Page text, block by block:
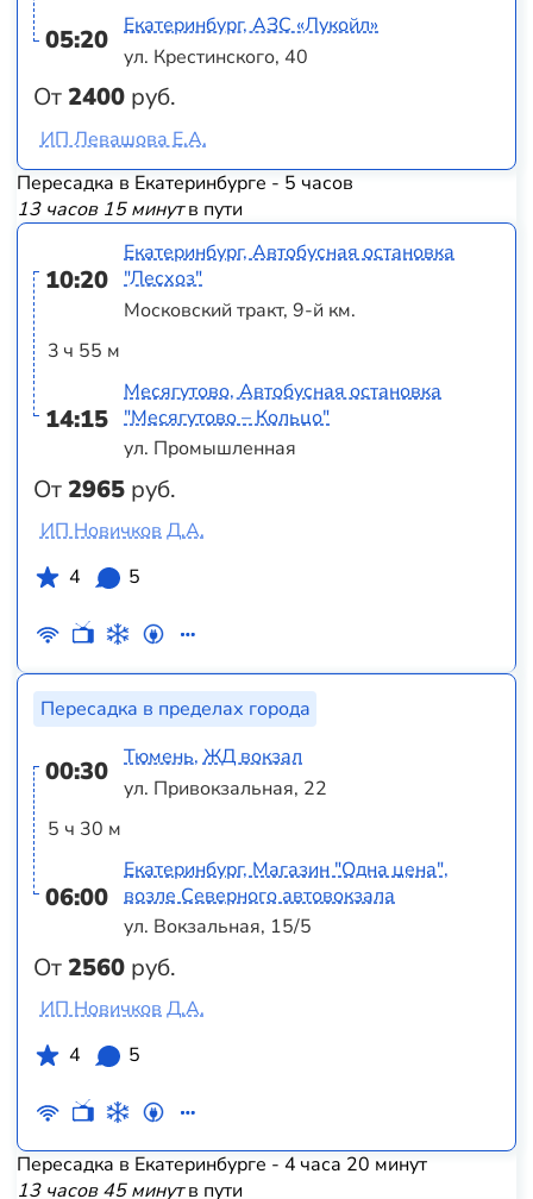
05:20
От2400 руб.
Екатеринбург, АЗС «Лукойл»
ул. Крестинского, 40
ИП Левашова Е.А.
Пересадка в Екатеринбурге - 5 часов
13 часов 15 минутв пути
10:20
3 ч 55 м
14:15
От2965 руб.
Екатеринбург, Автобусная остановка
"Лесхоз"
Московский тракт, 9-й км.
Месягутово, Автобусная остановка
"Месягутово – Кольцо"
ул. Промышленная
ИП Новичков Д.А.
4
5
Пересадка в пределах города
00:30
5 ч 30 м
06:00
От2560 руб.
Тюмень, ЖД вокзал
ул. Привокзальная, 22
Екатеринбург, Магазин "Одна цена",
возле Северного автовокзала
ул. Вокзальная, 15/5
ИП Новичков Д.А.
4
5
Пересадка в Екатеринбурге - 4 часа 20 минут
13 часов 45 минутв пути